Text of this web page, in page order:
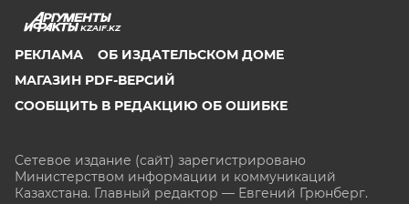
KZAIF.KZ
РЕКЛАМА
ОБ ИЗДАТЕЛЬСКОМ ДОМЕ
МАГАЗИН PDF-ВЕРСИЙ
СООБЩИТЬ В РЕДАКЦИЮ ОБ ОШИБКЕ
Сетевое издание (сайт) зарегистрировано
Министерством информации и коммуникаций
Казахстана. Главный редактор — Евгений Грюнберг.